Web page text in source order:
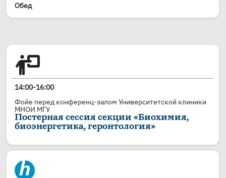
Обед
14:00-16:00
Фойе перед конференц-залом Университетской клиники
МНОИ МГУ
Постерная сессия секции «Биохимия,
биоэнергетика, геронтология»